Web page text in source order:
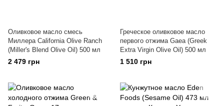
Оливковое масло смесь
Миллера California Olive Ranch
(Miller's Blend Olive Oil) 500 мл
2 479 грн
Греческое оливковое масло
первого отжима Gaea (Greek
Extra Virgin Olive Oil) 500 мл
1 510 грн